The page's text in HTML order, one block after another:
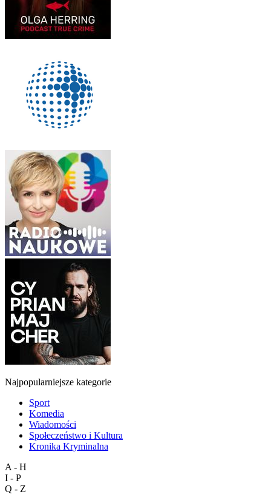
Najpopularniejsze kategorie
Sport
Komedia
Wiadomości
Społeczeństwo i Kultura
Kronika Kryminalna
A - H
I - P
Q - Z